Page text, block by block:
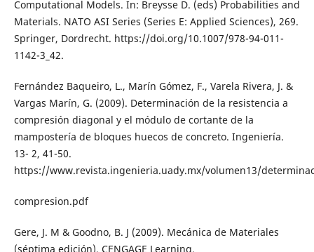
Computational Models. In: Breysse D. (eds) Probabilities and
Materials. NATO ASI Series (Series E: Applied Sciences), 269.
Springer, Dordrecht. https://doi.org/10.1007/978-94-011-
1142-3_42.
Fernández Baqueiro, L., Marín Gómez, F., Varela Rivera, J. &
Vargas Marín, G. (2009). Determinación de la resistencia a
compresión diagonal y el módulo de cortante de la
mampostería de bloques huecos de concreto. Ingeniería.
13- 2, 41-50.
https://www.revista.ingenieria.uady.mx/volumen13/
compresion.pdf
Gere, J. M & Goodno, B. J (2009). Mecánica de Materiales
(séptima edición). CENGAGE Learning.